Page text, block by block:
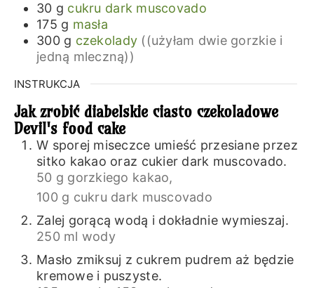
30 g cukru dark muscovado
175 g masła
300 g czekolady ((użyłam dwie gorzkie i
jedną mleczną))
INSTRUKCJA
Jak zrobić diabelskie ciasto czekoladowe
Devil's food cake
W sporej miseczce umieść przesiane przez
sitko kakao oraz cukier dark muscovado.
50 g gorzkiego kakao,
100 g cukru dark muscovado
Zalej gorącą wodą i dokładnie wymieszaj.
250 ml wody
Masło zmiksuj z cukrem pudrem aż będzie
kremowe i puszyste.